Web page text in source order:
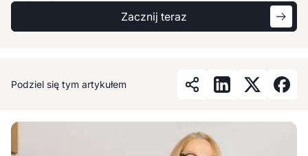
Zacznij teraz
Podziel się tym artykułem